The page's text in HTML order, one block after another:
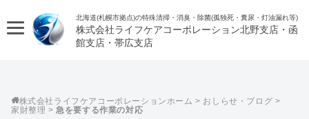
北海道(札幌市拠点)の特殊清掃・消臭・除菌(孤独死・糞尿・灯油漏れ等)
株式会社ライフケアコーポレーション
株式会社ライフケアコーポレーション > おしらせ・ブログ >
家財整理 >急を要する作業の対応